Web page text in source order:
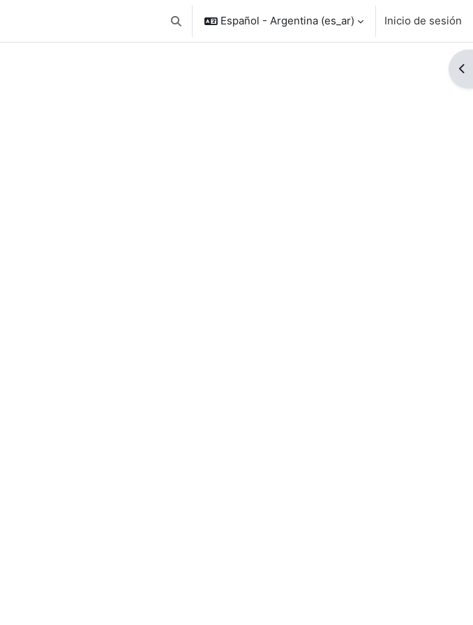
Conmutar entrada de búsqueda
Español - Argentina ‎(es_ar)‎ Inicio de sesión